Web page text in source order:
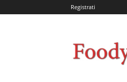
Registrati